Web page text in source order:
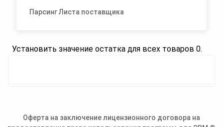
Парсинг Листа поставщика
Установить значение остатка для всех товаров 0.
Оферта на заключение лицензионного договора на